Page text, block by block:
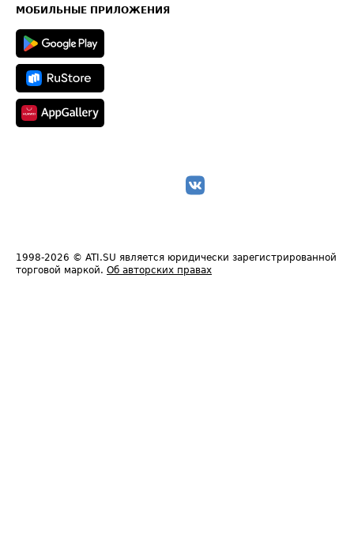
Техническая информация
МОБИЛЬНЫЕ ПРИЛОЖЕНИЯ
1998-2026 © ATI.SU является юридически зарегистрированной
торговой маркой. Об авторских правах